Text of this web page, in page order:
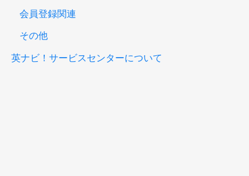
会員登録関連
その他
英ナビ！サービスセンターについて